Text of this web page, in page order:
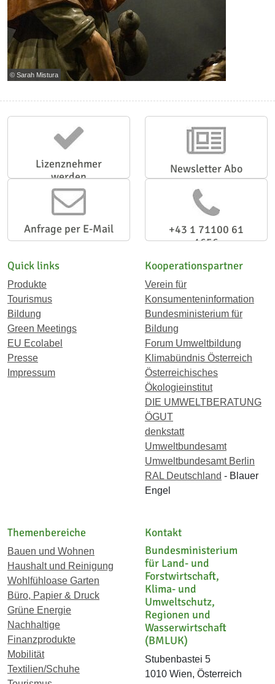
© Sarah Mistura
Lizenznehmer
werden
Newsletter Abo
Anfrage per E-Mail
+43 1 71100 61
1656
Quick links
Produkte
Tourismus
Bildung
Green Meetings
EU Ecolabel
Presse
Impressum
Kooperationspartner
Verein für
Konsumenteninformation
Bundesministerium für
Bildung
Forum Umweltbildung
Klimabündnis Österreich
Österreichisches
Ökologieinstitut
DIE UMWELTBERATUNG
ÖGUT
denkstatt
Umweltbundesamt
Umweltbundesamt Berlin
RAL Deutschland - Blauer
Engel
Themenbereiche
Bauen und Wohnen
Haushalt und Reinigung
Wohlfühloase Garten
Büro, Papier & Druck
Grüne Energie
Nachhaltige
Finanzprodukte
Mobilität
Textilien/Schuhe
Kontakt
Bundesministerium
für Land- und
Forstwirtschaft,
Klima- und
Umweltschutz,
Regionen und
Wasserwirtschaft
(BMLUK)
Stubenbastei 5
1010 Wien, Österreich